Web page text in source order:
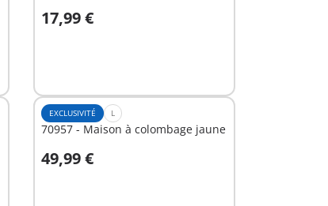
17,99 €
Au panier
EXCLUSIVITÉ L
70957 - Maison à colombage jaune
49,99 €
Au panier